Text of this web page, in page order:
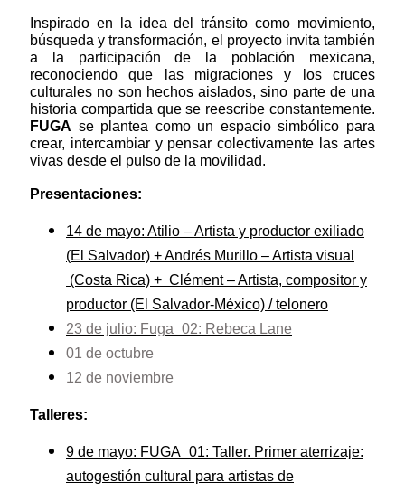
Inspirado en la idea del tránsito como movimiento,
búsqueda y transformación, el proyecto invita también
a la participación de la población mexicana,
reconociendo que las migraciones y los cruces
culturales no son hechos aislados, sino parte de una
historia compartida que se reescribe constantemente.
FUGA se plantea como un espacio simbólico para
crear, intercambiar y pensar colectivamente las artes
vivas desde el pulso de la movilidad.
Presentaciones:
14 de mayo: Atilio – Artista y productor exiliado
(El Salvador) + Andrés Murillo – Artista visual
(Costa Rica) + Clément – Artista, compositor y
productor (El Salvador-México) / telonero
23 de julio: Fuga_02: Rebeca Lane
01 de octubre
12 de noviembre
Talleres:
9 de mayo: FUGA_01: Taller. Primer aterrizaje:
autogestión cultural para artistas de